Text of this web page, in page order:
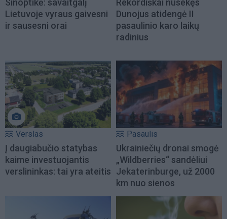
Lietuvoje vyraus gaivesni
ir sausesni orai
Dunojus atidengė II
pasaulinio karo laikų
radinius
Verslas
Į daugiabučio statybas
kaime investuojantis
verslininkas: tai yra ateitis
Pasaulis
Ukrainiečių dronai smogė
„Wildberries“ sandėliui
Jekaterinburge, už 2000
km nuo sienos